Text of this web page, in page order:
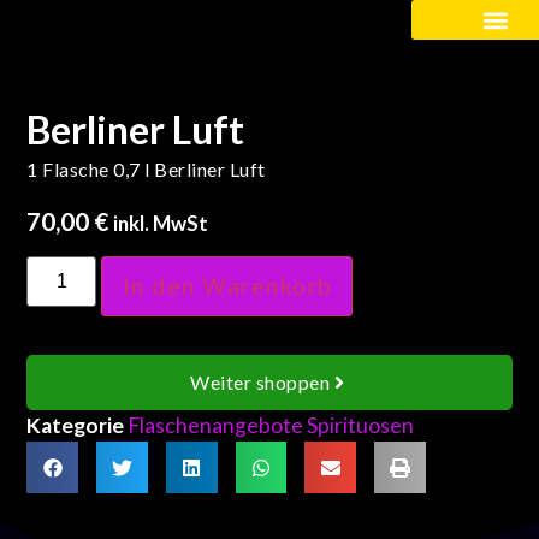
Berliner Luft
1 Flasche 0,7 l Berliner Luft
70,00 € inkl. MwSt
In den Warenkorb
Weiter shoppen
Kategorie Flaschenangebote Spirituosen